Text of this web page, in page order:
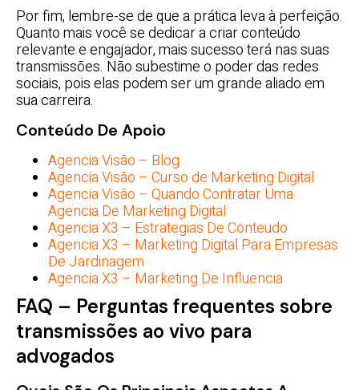
Por fim, lembre-se de que a prática leva à perfeição.
Quanto mais você se dedicar a criar conteúdo
relevante e engajador, mais sucesso terá nas suas
transmissões. Não subestime o poder das redes
sociais, pois elas podem ser um grande aliado em
sua carreira.
Conteúdo De Apoio
Agencia Visão – Blog
Agencia Visão – Curso de Marketing Digital
Agencia Visão – Quando Contratar Uma
Agencia De Marketing Digital
Agencia X3 – Estrategias De Conteudo
Agencia X3 – Marketing Digital Para Empresas
De Jardinagem
Agencia X3 – Marketing De Influencia
FAQ – Perguntas frequentes sobre
transmissões ao vivo para
advogados